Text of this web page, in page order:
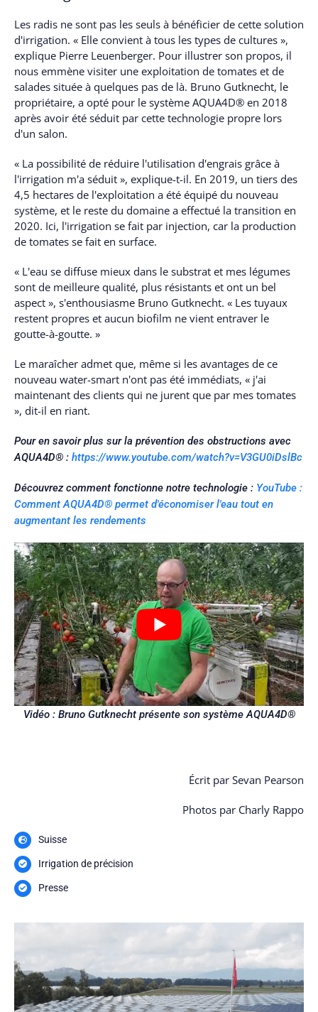
Les radis ne sont pas les seuls à bénéficier de cette solution
d'irrigation. « Elle convient à tous les types de cultures »,
explique Pierre Leuenberger. Pour illustrer son propos, il
nous emmène visiter une exploitation de tomates et de
salades située à quelques pas de là. Bruno Gutknecht, le
propriétaire, a opté pour le système AQUA4D® en 2018
après avoir été séduit par cette technologie propre lors
d'un salon.
« La possibilité de réduire l'utilisation d'engrais grâce à
l'irrigation m'a séduit », explique-t-il. En 2019, un tiers des
4,5 hectares de l'exploitation a été équipé du nouveau
système, et le reste du domaine a effectué la transition en
2020. Ici, l'irrigation se fait par injection, car la production
de tomates se fait en surface.
« L'eau se diffuse mieux dans le substrat et mes légumes
sont de meilleure qualité, plus résistants et ont un bel
aspect », s'enthousiasme Bruno Gutknecht. « Les tuyaux
restent propres et aucun biofilm ne vient entraver le
goutte-à-goutte. »
Le maraîcher admet que, même si les avantages de ce
nouveau water-smart n'ont pas été immédiats, « j'ai
maintenant des clients qui ne jurent que par mes tomates
», dit-il en riant.
Pour en savoir plus sur la prévention des obstructions avec
AQUA4D® : https://www.youtube.com/watch?v=V3GU0iDslBc
Découvrez comment fonctionne notre technologie : YouTube :
Comment AQUA4D® permet d'économiser l'eau tout en
augmentant les rendements
Vidéo : Bruno Gutknecht présente son système AQUA4D®
Écrit par Sevan Pearson
Photos par Charly Rappo
Suisse
Irrigation de précision
Presse